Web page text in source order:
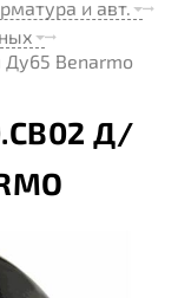
и авт.
Benarmo
Д/